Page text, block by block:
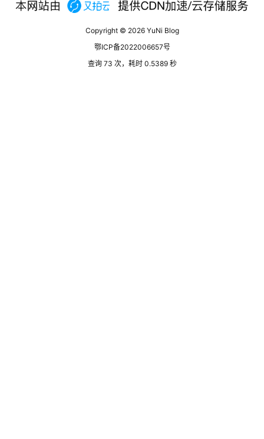
Copyright © 2026YuNi Blog
鄂ICP备2022006657号
查询 73 次，耗时 0.5389 秒